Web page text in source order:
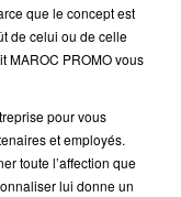
que le concept est
de celui ou de celle
MAROC PROMO vous
pour vous
et employés.
toute l’affection que
lui donne un